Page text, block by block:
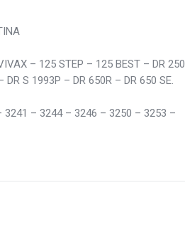
– 125 STEP – 125 BEST – DR 250
S 1993P – DR 650R – DR 650 SE.
– 3244 – 3246 – 3250 – 3253 –